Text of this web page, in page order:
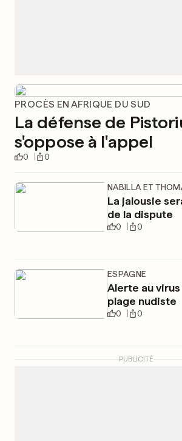
PROCÈS EN AFRIQUE DU SUD
La défense de
s'oppose à l'appel
0 0
NABILLA ET
La jalousie
de la dispute
0 0
ESPAGNE
Alerte au virus
plage nudiste
0 0
PUBLICITÉ